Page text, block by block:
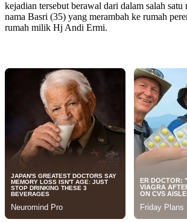
kejadian tersebut berawal dari dalam salah satu
nama Basri (35) yang merambah ke rumah
rumah milik Hj Andi Ermi.